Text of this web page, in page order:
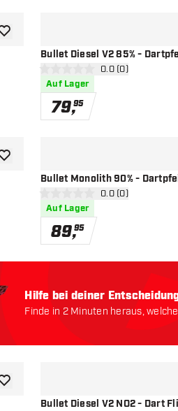
Zur Wunschliste hinzufügen
Bullet Diesel V2 85% -
0 Bewertungssterne
0.0 (0)
Auf Lager
79,95
Zur Wunschliste hinzufügen
Bullet Monolith 90% -
0 Bewertungssterne
0.0 (0)
Auf Lager
89,95
Zur Wunschliste hinzufügen
Bullet Diesel V2 NO2 - Dart
Hilfe bei deiner
Finde in 2 Minuten heraus,